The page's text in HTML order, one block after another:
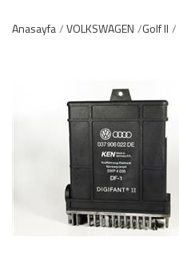
Anasayfa VOLKSWAGEN Golf II